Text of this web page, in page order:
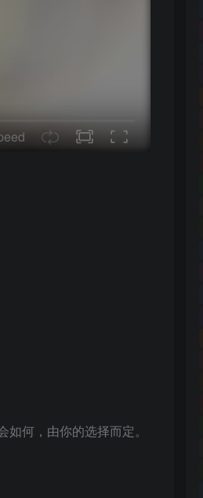
何，由你的选择而定。